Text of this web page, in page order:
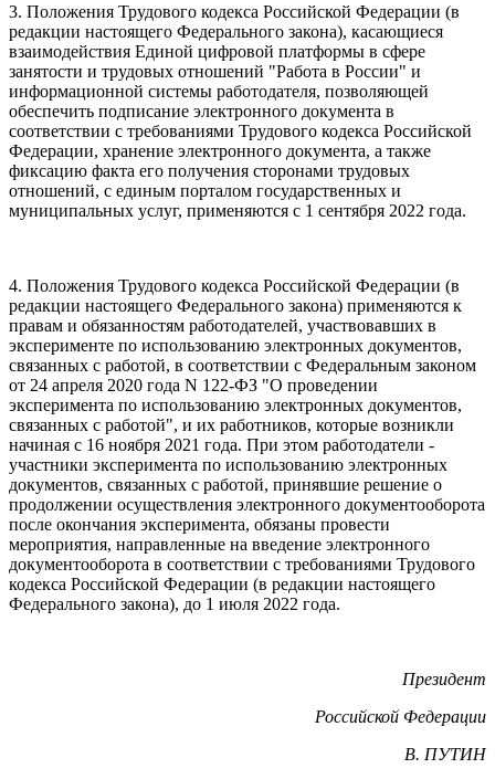
3. Положения Трудового кодекса Российской Федерации (в
редакции настоящего Федерального закона), касающиеся
взаимодействия Единой цифровой платформы в сфере
занятости и трудовых отношений "Работа в России" и
информационной системы работодателя, позволяющей
обеспечить подписание электронного документа в
соответствии с требованиями Трудового кодекса Российской
Федерации, хранение электронного документа, а также
фиксацию факта его получения сторонами трудовых
отношений, с единым порталом государственных и
муниципальных услуг, применяются с 1 сентября 2022 года.
4. Положения Трудового кодекса Российской Федерации (в
редакции настоящего Федерального закона) применяются к
правам и обязанностям работодателей, участвовавших в
эксперименте по использованию электронных документов,
связанных с работой, в соответствии с Федеральным законом
от 24 апреля 2020 года N 122-ФЗ "О проведении
эксперимента по использованию электронных документов,
связанных с работой", и их работников, которые возникли
начиная с 16 ноября 2021 года. При этом работодатели -
участники эксперимента по использованию электронных
документов, связанных с работой, принявшие решение о
продолжении осуществления электронного документооборота
после окончания эксперимента, обязаны провести
мероприятия, направленные на введение электронного
документооборота в соответствии с требованиями Трудового
кодекса Российской Федерации (в редакции настоящего
Федерального закона), до 1 июля 2022 года.
Президент
Российской Федерации
В. ПУТИН